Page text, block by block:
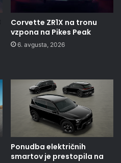
Corvette ZR1X na tronu
vzpona na Pikes Peak
6. avgusta, 2026
Ponudba električnih
smartov je prestopila na